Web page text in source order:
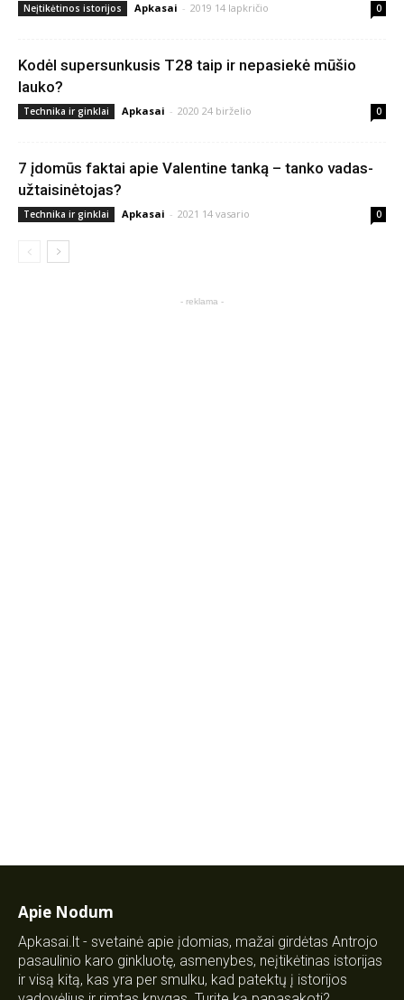
Neįtikėtinos istorijos Apkasai - 2019 14 lapkričio 0
Kodėl supersunkusis T28 taip ir nepasiekė mūšio
lauko?
Technika ir ginklai Apkasai - 2020 24 birželio 0
7 įdomūs faktai apie Valentine tanką – tanko vadas-
užtaisinėtojas?
Technika ir ginklai Apkasai - 2021 14 vasario 0
- reklama -
Apie Nodum
Apkasai.lt - svetainė apie įdomias, mažai girdėtas Antrojo
pasaulinio karo ginkluotę, asmenybes, neįtikėtinas istorijas
ir visą kitą, kas yra per smulku, kad patektų į istorijos